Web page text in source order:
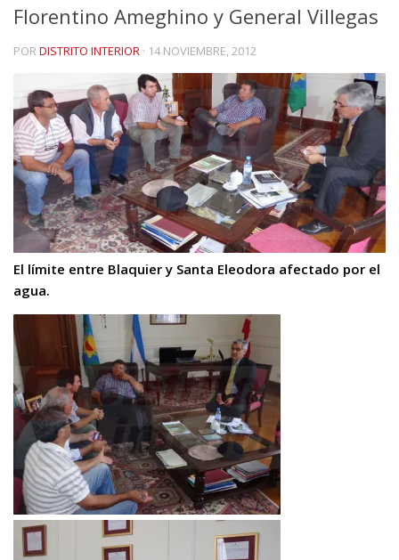
Florentino Ameghino y General Villegas
PORDISTRITO INTERIOR · 14 NOVIEMBRE, 2012
El límite entre Blaquier y Santa Eleodora afectado por el
agua.